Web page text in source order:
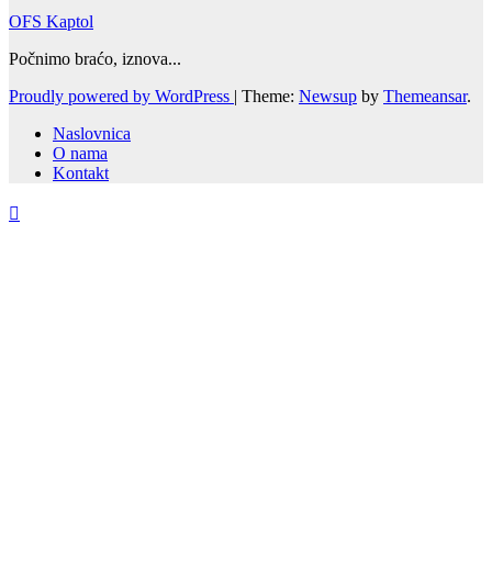
OFS Kaptol
Počnimo braćo, iznova...
Proudly powered by WordPress | Theme: Newsup by Themeansar.
Naslovnica
O nama
Kontakt